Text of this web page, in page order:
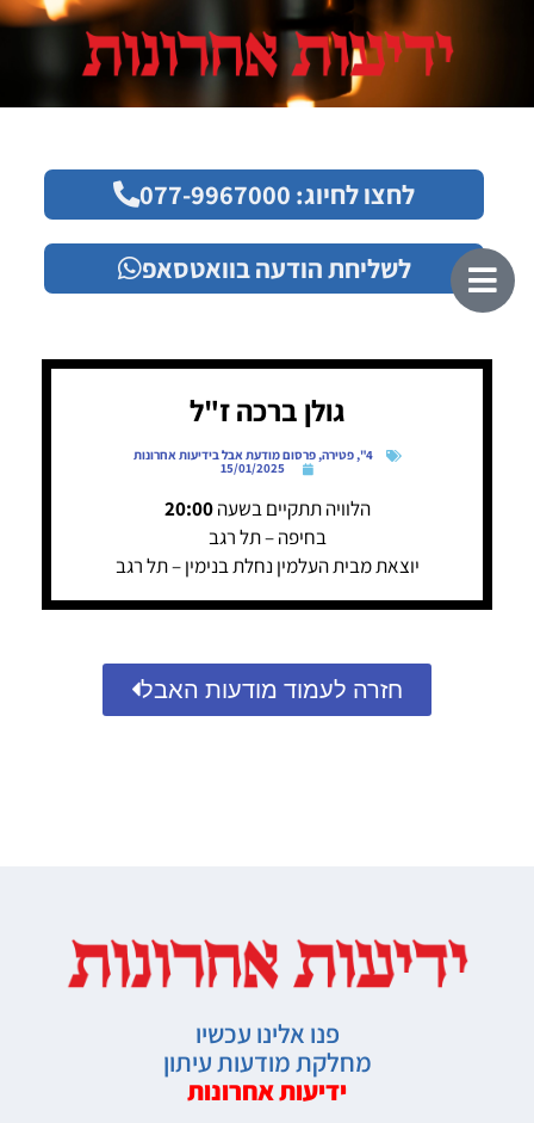
לחצו לחיוג: 077-9967000
לשליחת הודעה בוואטסאפ
גולן ברכה ז"ל
4"
,פטירה,פרסום מודעת אבל בידיעות אחרונות
15/01/2025
הלוויה תתקיים בשעה20:00
בחיפה – תל רגב
יוצאת מבית העלמין נחלת בנימין – תל רגב
חזרה לעמוד מודעות האבל
פנו אלינו עכשיו
מחלקת מודעות עיתון
ידיעות אחרונות